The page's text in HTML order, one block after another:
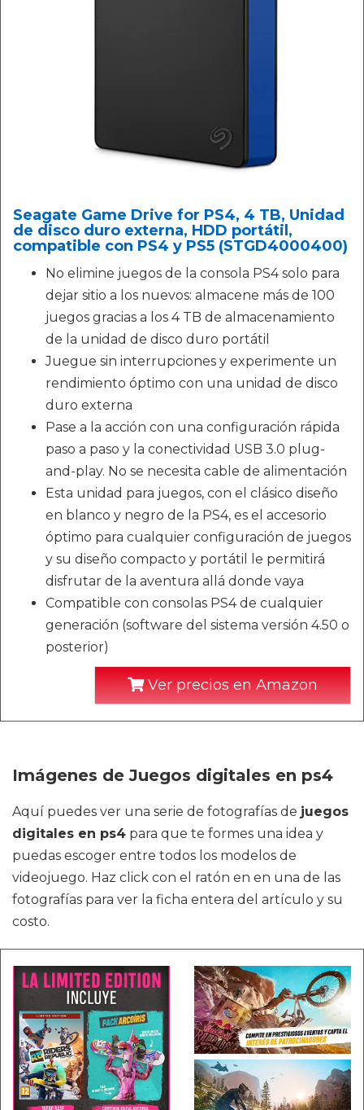
Seagate Game Drive for PS4, 4 TB, Unidad
de disco duro externa, HDD portátil,
compatible con PS4 y PS5 (STGD4000400)
No elimine juegos de la consola PS4 solo para
dejar sitio a los nuevos: almacene más de 100
juegos gracias a los 4 TB de almacenamiento
de la unidad de disco duro portátil
Juegue sin interrupciones y experimente un
rendimiento óptimo con una unidad de disco
duro externa
Pase a la acción con una configuración rápida
paso a paso y la conectividad USB 3.0 plug-
and-play. No se necesita cable de alimentación
Esta unidad para juegos, con el clásico diseño
en blanco y negro de la PS4, es el accesorio
óptimo para cualquier configuración de juegos
y su diseño compacto y portátil le permitirá
disfrutar de la aventura allá donde vaya
Compatible con consolas PS4 de cualquier
generación (software del sistema versión 4.50 o
posterior)
Ver precios en Amazon
Imágenes de Juegos digitales en ps4
Aquí puedes ver una serie de fotografías de juegos
digitales en ps4 para que te formes una idea y
puedas escoger entre todos los modelos de
videojuego. Haz click con el ratón en en una de las
fotografías para ver la ficha entera del artículo y su
costo.